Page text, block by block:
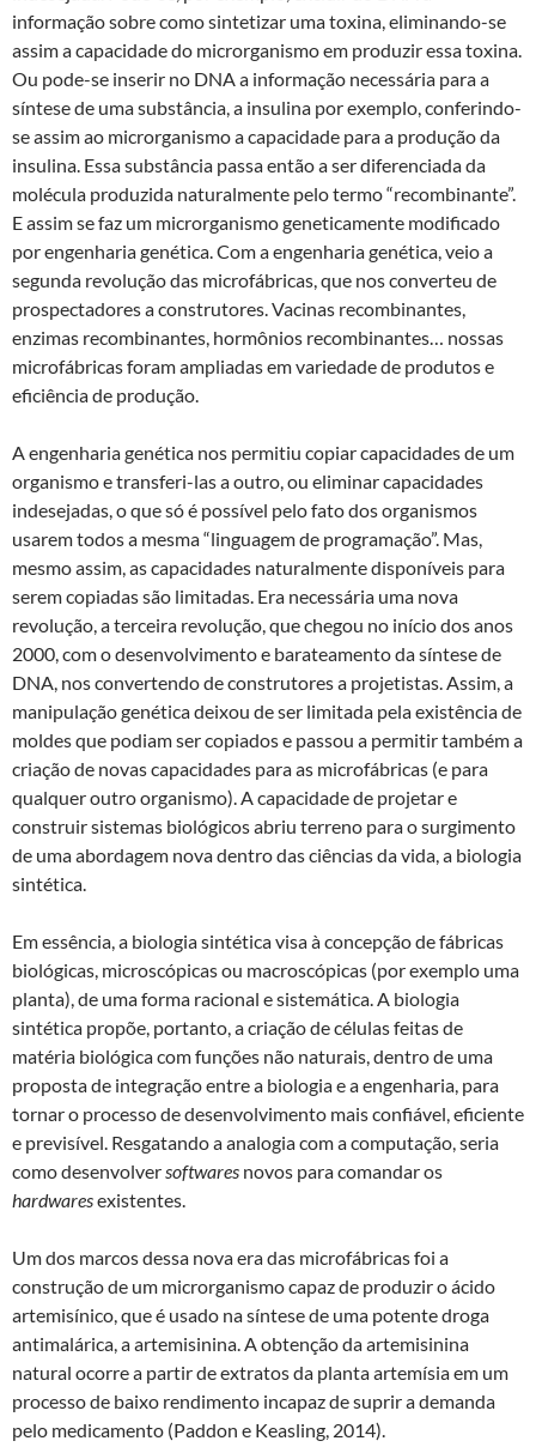
informação sobre como sintetizar uma toxina, eliminando-se
assim a capacidade do microrganismo em produzir essa toxina.
Ou pode-se inserir no DNA a informação necessária para a
síntese de uma substância, a insulina por exemplo, conferindo-
se assim ao microrganismo a capacidade para a produção da
insulina. Essa substância passa então a ser diferenciada da
molécula produzida naturalmente pelo termo “recombinante”.
E assim se faz um microrganismo geneticamente modificado
por engenharia genética. Com a engenharia genética, veio a
segunda revolução das microfábricas, que nos converteu de
prospectadores a construtores. Vacinas recombinantes,
enzimas recombinantes, hormônios recombinantes… nossas
microfábricas foram ampliadas em variedade de produtos e
eficiência de produção.
A engenharia genética nos permitiu copiar capacidades de um
organismo e transferi-las a outro, ou eliminar capacidades
indesejadas, o que só é possível pelo fato dos organismos
usarem todos a mesma “linguagem de programação”. Mas,
mesmo assim, as capacidades naturalmente disponíveis para
serem copiadas são limitadas. Era necessária uma nova
revolução, a terceira revolução, que chegou no início dos anos
2000, com o desenvolvimento e barateamento da síntese de
DNA, nos convertendo de construtores a projetistas. Assim, a
manipulação genética deixou de ser limitada pela existência de
moldes que podiam ser copiados e passou a permitir também a
criação de novas capacidades para as microfábricas (e para
qualquer outro organismo). A capacidade de projetar e
construir sistemas biológicos abriu terreno para o surgimento
de uma abordagem nova dentro das ciências da vida, a biologia
sintética.
Em essência, a biologia sintética visa à concepção de fábricas
biológicas, microscópicas ou macroscópicas (por exemplo uma
planta), de uma forma racional e sistemática. A biologia
sintética propõe, portanto, a criação de células feitas de
matéria biológica com funções não naturais, dentro de uma
proposta de integração entre a biologia e a engenharia, para
tornar o processo de desenvolvimento mais confiável, eficiente
e previsível. Resgatando a analogia com a computação, seria
como desenvolversoftwares novos para comandar os
hardwaresexistentes.
Um dos marcos dessa nova era das microfábricas foi a
construção de um microrganismo capaz de produzir o ácido
artemisínico, que é usado na síntese de uma potente droga
antimalárica, a artemisinina. A obtenção da artemisinina
natural ocorre a partir de extratos da planta artemísia em um
processo de baixo rendimento incapaz de suprir a demanda
pelo medicamento (Paddon e Keasling, 2014).